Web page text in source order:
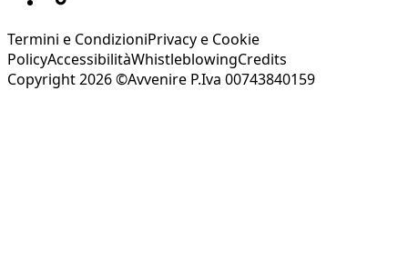
Termini e CondizioniPrivacy e Cookie
PolicyAccessibilitàWhistleblowingCredits
Copyright 2026 ©Avvenire P.Iva 00743840159